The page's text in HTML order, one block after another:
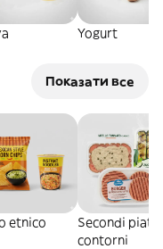
Yogurt
Показати все
etnico
Secondi piatti
contorni